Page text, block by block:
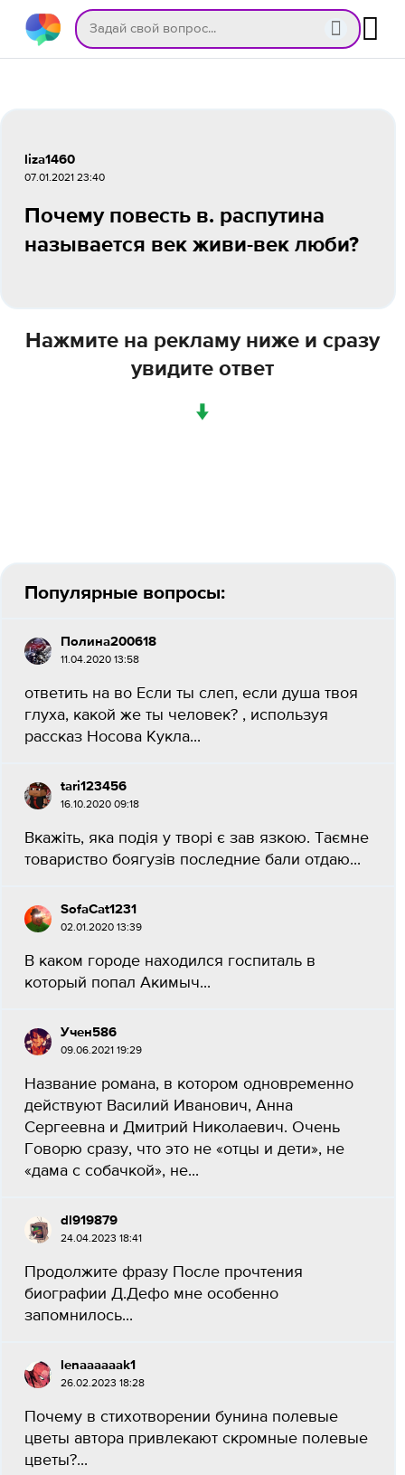
liza1460
07.01.2021 23:40
Почему повесть в. распутина
называется век живи-век люби?
Нажмите на рекламу ниже и сразу
увидите ответ
↓
Популярные вопросы:
Полина200618
11.04.2020 13:58
ответить на во Если ты слеп, если душа твоя
глуха, какой же ты человек? , используя
рассказ Носова Кукла...
tari123456
16.10.2020 09:18
Вкажіть, яка подія у творі є зав язкою. Таємне
товариство боягузів последние бали отдаю...
SofaCat1231
02.01.2020 13:39
В каком городе находился госпиталь в
который попал Акимыч...
Учен586
09.06.2021 19:29
Название романа, в котором одновременно
действуют Василий Иванович, Анна
Сергеевна и Дмитрий Николаевич. Очень
Говорю сразу, что это не «отцы и дети», не
«дама с собачкой», не...
dl919879
24.04.2023 18:41
Продолжите фразу После прочтения
биографии Д.Дефо мне особенно
запомнилось...
lenaaaaaak1
26.02.2023 18:28
Почему в стихотворении бунина полевые
цветы автора привлекают скромные полевые
цветы?...